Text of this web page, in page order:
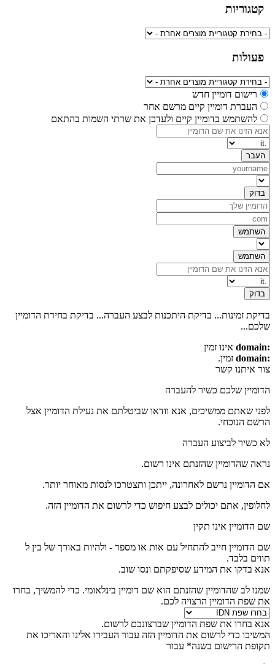
קטגוריות
פעולות
רישום דומיין חדש
העברת דומיין קיים מרשם אחר
להשתמש בדומיין קיים ולעדכן את שרתי השמות בהתאם
העבר
בדוק
השתמש
השתמש
בדוק
בדיקת זמינות... בדיקת היתכנות לבצע העברה... בדיקת בחירת הדומיין
שלכם...
:domain
אינו זמין
:domain
זמין.
צור איתנו קשר
הדומיין שלכם כשיר להעברה
לפני שאתם ממשיכים, אנא וודאו שביטלתם את נעילת הדומיין אצל
הרשם הנוכחי.
לא כשיר לביצוע העברה
נראה שהדומיין שהזנתם אינו רשום.
אם הדומיין נרשם לאחרונה, ייתכן ותצטרכו לנסות מאוחר יותר.
לחלופין, אתם יכולים לבצע חיפוש כדי לרשום את הדומיין הזה.
שם הדומיין אינו תקין
שם הדומיין חייב להתחיל עם אות או מספר - ולהיות באורך של בין ל
תווים בלבד.
אנא בדקו את המידע שסיפקתם ונסו שוב.
שמנו לב שהדומיין שהזנתם הוא שם דומיין בינלאומי. כדי להמשיך, בחרו
את שפת הדומיין הרצויה לכם.
אנא בחרו את שפת הדומיין שברצונכם לרשום.
המשיכו כדי לרשום את הדומיין הזה עבור העבירו אלינו והאריכו את
תקופת הרישום בשנה* עבור